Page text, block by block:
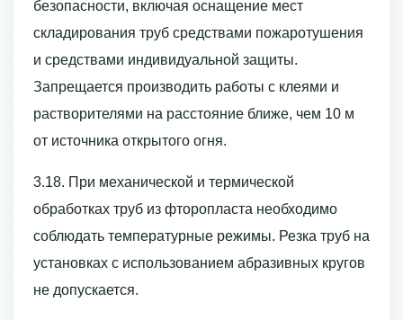
безопасности, включая оснащение мест
складирования труб средствами пожаротушения
и средствами индивидуальной защиты.
Запрещается производить работы с клеями и
растворителями на расстояние ближе, чем 10 м
от источника открытого огня.
3.18. При механической и термической
обработках труб из фторопласта необходимо
соблюдать температурные режимы. Резка труб на
установках с использованием абразивных кругов
не допускается.